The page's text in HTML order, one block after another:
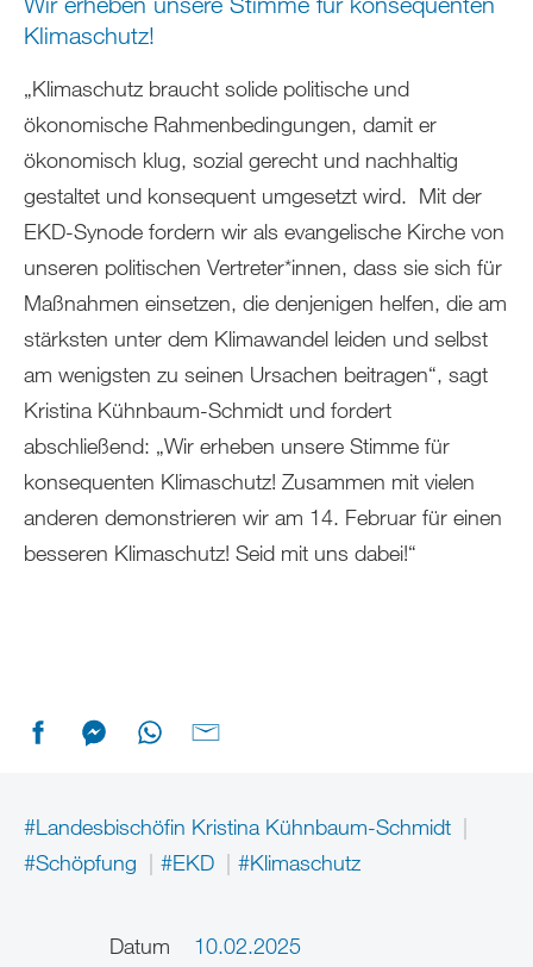
Klimaschutz!
„Klimaschutz braucht solide politische und
ökonomische Rahmenbedingungen, damit er
ökonomisch klug, sozial gerecht und nachhaltig
gestaltet und konsequent umgesetzt wird. Mit der
EKD-Synode fordern wir als evangelische Kirche von
unseren politischen Vertreter*innen, dass sie sich für
Maßnahmen einsetzen, die denjenigen helfen, die am
stärksten unter dem Klimawandel leiden und selbst
am wenigsten zu seinen Ursachen beitragen“, sagt
Kristina Kühnbaum-Schmidt und fordert
abschließend: „Wir erheben unsere Stimme für
konsequenten Klimaschutz! Zusammen mit vielen
anderen demonstrieren wir am 14. Februar für einen
besseren Klimaschutz! Seid mit uns dabei!“
#Landesbischöfin Kristina Kühnbaum-Schmidt
#Schöpfung
#EKD #Klimaschutz
Datum
10.02.2025